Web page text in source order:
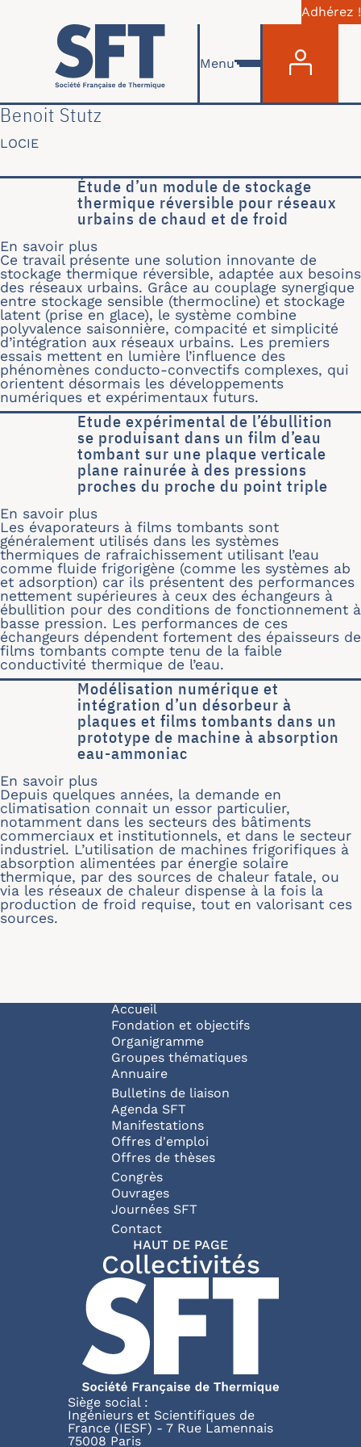
Aller au contenu principal
Adhérez !
Menu
Benoit Stutz
LOCIE
Étude d’un module de stockage
thermique réversible pour réseaux
urbains de chaud et de froid
En savoir plus
Ce travail présente une solution innovante de
stockage thermique réversible, adaptée aux besoins
des réseaux urbains. Grâce au couplage synergique
entre stockage sensible (thermocline) et stockage
latent (prise en glace), le système combine
polyvalence saisonnière, compacité et simplicité
d’intégration aux réseaux urbains. Les premiers
essais mettent en lumière l’influence des
phénomènes conducto-convectifs complexes, qui
orientent désormais les développements
numériques et expérimentaux futurs.
Etude expérimental de l’ébullition
se produisant dans un film d’eau
tombant sur une plaque verticale
plane rainurée à des pressions
proches du proche du point triple
En savoir plus
Les évaporateurs à films tombants sont
généralement utilisés dans les systèmes
thermiques de rafraichissement utilisant l’eau
comme fluide frigorigène (comme les systèmes ab
et adsorption) car ils présentent des performances
nettement supérieures à ceux des échangeurs à
ébullition pour des conditions de fonctionnement à
basse pression. Les performances de ces
échangeurs dépendent fortement des épaisseurs de
films tombants compte tenu de la faible
conductivité thermique de l’eau.
Modélisation numérique et
intégration d’un désorbeur à
plaques et films tombants dans un
prototype de machine à absorption
eau-ammoniac
En savoir plus
Depuis quelques années, la demande en
climatisation connait un essor particulier,
notamment dans les secteurs des bâtiments
commerciaux et institutionnels, et dans le secteur
industriel. L’utilisation de machines frigorifiques à
absorption alimentées par énergie solaire
thermique, par des sources de chaleur fatale, ou
via les réseaux de chaleur dispense à la fois la
production de froid requise, tout en valorisant ces
sources.
Navigation principale
Accueil
Fondation et objectifs
Organigramme
Groupes thématiques
Annuaire
Bulletins de liaison
Agenda SFT
Manifestations
Offres d'emploi
Offres de thèses
Congrès
Ouvrages
Journées SFT
Pied de page
Contact
HAUT DE PAGE
Collectivités
Siège social :
Ingénieurs et Scientifiques de
France (IESF) - 7 Rue Lamennais
75008 Paris